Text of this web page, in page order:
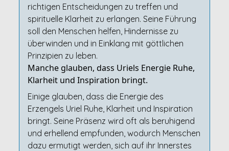
richtigen Entscheidungen zu treffen und
spirituelle Klarheit zu erlangen. Seine Führung
soll den Menschen helfen, Hindernisse zu
überwinden und in Einklang mit göttlichen
Prinzipien zu leben.
Manche glauben, dass Uriels Energie Ruhe,
Klarheit und Inspiration bringt.
Einige glauben, dass die Energie des
Erzengels Uriel Ruhe, Klarheit und Inspiration
bringt. Seine Präsenz wird oft als beruhigend
und erhellend empfunden, wodurch Menschen
dazu ermutigt werden, sich auf ihr Innerstes